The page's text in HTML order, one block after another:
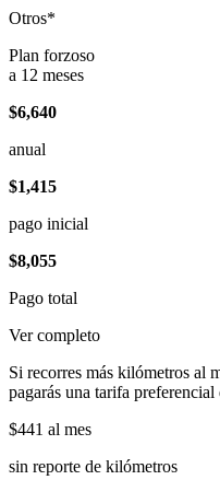
Otros*
Plan forzoso
a 12 meses
$6,640
anual
$1,415
pago inicial
$8,055
Pago total
Ver completo
Si recorres más kilómetros al
pagarás una tarifa preferencial
$441 al mes
sin reporte de kilómetros